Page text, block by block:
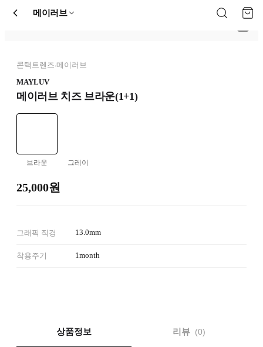
메이러브
콘택트렌즈›메이러브
MAYLUV
메이러브 치즈 브라운(1+1)
브라운 그레이
25,000원
그래픽 직경 13.0mm
착용주기 1month
상품정보 리뷰 0